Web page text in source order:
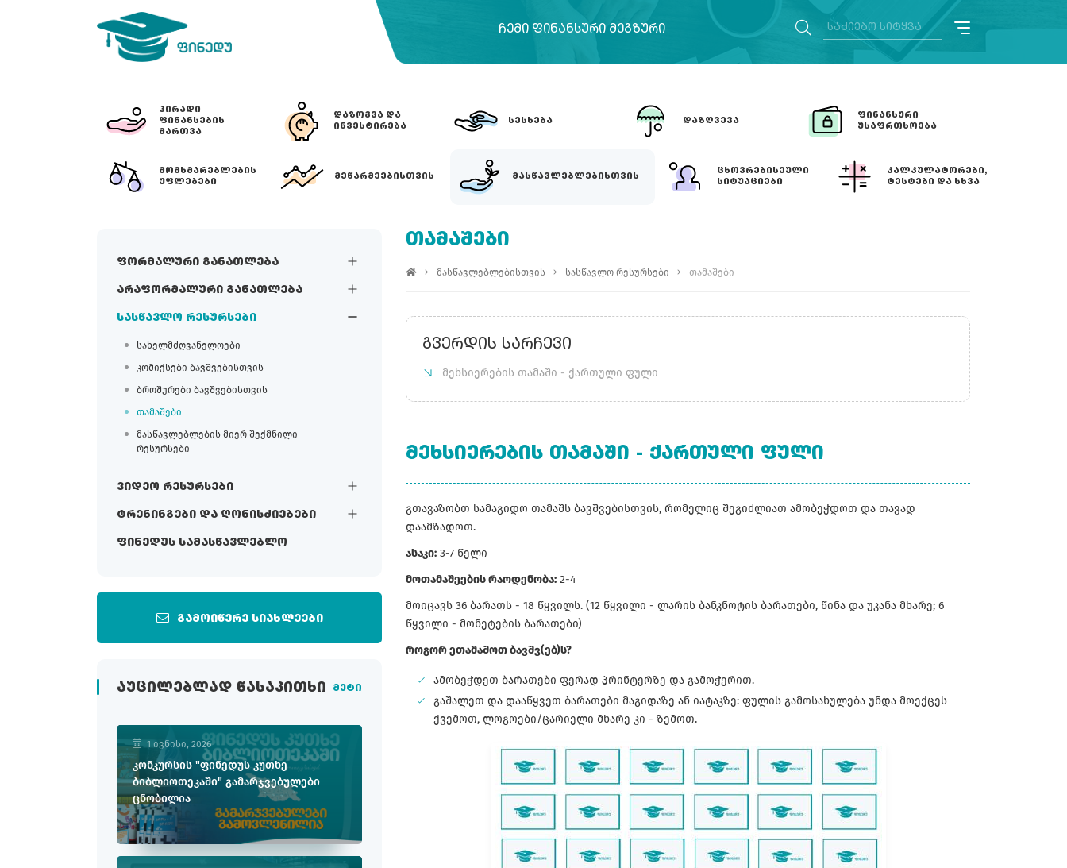
ᲩᲔᲛᲘ ᲤᲘᲜᲐᲜᲡᲣᲠᲘ ᲛᲔᲒᲖᲣᲠᲘ
ᲞᲘᲠᲐᲓᲘ
ᲤᲘᲜᲐᲜᲡᲔᲑᲘᲡ
ᲛᲐᲠᲗᲕᲐ
ᲓᲐᲖᲝᲒᲕᲐ ᲓᲐ
ᲘᲜᲕᲔᲡᲢᲘᲠᲔᲑᲐ
ᲡᲔᲡᲮᲔᲑᲐ ᲓᲐᲖᲦᲕᲔᲕᲐ
ᲤᲘᲜᲐᲜᲡᲣᲠᲘ
ᲣᲡᲐᲤᲠᲗᲮᲝᲔᲑᲐ
ᲛᲝᲛᲮᲛᲐᲠᲔᲑᲚᲔᲑᲘᲡ
ᲣᲤᲚᲔᲑᲔᲑᲘ
ᲛᲔᲬᲐᲠᲛᲔᲔᲑᲘᲡᲗᲕᲘᲡ ᲛᲐᲡᲬᲐᲕᲚᲔᲑᲚᲔᲑᲘᲡᲗᲕᲘᲡ
ᲪᲮᲝᲕᲠᲔᲑᲘᲡᲔᲣᲚᲘ
ᲡᲘᲢᲣᲐᲪᲘᲔᲑᲘ
ᲙᲐᲚᲙᲣᲚᲐᲢᲝᲠᲔᲑᲘ,
ᲢᲔᲡᲢᲔᲑᲘ ᲓᲐ ᲡᲮᲕᲐ
ფორმალური განათლება
არაფორმალური განათლება
სასწავლო რესურსები
სახელმძღვანელოები
კომიქსები ბავშვებისთვის
ბროშურები ბავშვებისთვის
თამაშები
მასწავლებლების მიერ შექმნილი
რესურსები
ვიდეო რესურსები
ტრენინგები და ღონისძიებები
ფინედუს სამასწავლებლო
გამოიწერე სიახლეები
ᲐᲣᲪᲘᲚᲔᲑᲚᲐᲓ ᲬᲐᲡᲐᲙᲘᲗᲮᲘ მეტი
1 ივნისი, 2026
კონკურსის "ფინედუს კუთხე
ბიბლიოთეკაში" გამარჯვებულები
ცნობილია
ᲗᲐᲛᲐᲨᲔᲑᲘ
მასწავლებლებისთვის სასწავლო რესურსები თამაშები
ᲒᲕᲔᲠᲓᲘᲡ ᲡᲐᲠᲩᲔᲕᲘ
მეხსიერების თამაში - ქართული ფული
ᲛᲔᲮᲡᲘᲔᲠᲔᲑᲘᲡ ᲗᲐᲛᲐᲨᲘ - ᲥᲐᲠᲗᲣᲚᲘ ᲤᲣᲚᲘ
გთავაზობთ სამაგიდო თამაშს ბავშვებისთვის, რომელიც შეგიძლიათ ამობეჭდოთ და თავად
დაამზადოთ.
ასაკი: 3-7 წელი
მოთამაშეების რაოდენობა: 2-4
მოიცავს 36 ბარათს - 18 წყვილს. (12 წყვილი - ლარის ბანკნოტის ბარათები, წინა და უკანა მხარე; 6
წყვილი - მონეტების ბარათები)
როგორ ეთამაშოთ ბავშვ(ებ)ს?
ამობეჭდეთ ბარათები ფერად პრინტერზე და გამოჭერით.
გაშალეთ და დააწყვეთ ბარათები მაგიდაზე ან იატაკზე: ფულის გამოსახულება უნდა მოექცეს
ქვემოთ, ლოგოები/ცარიელი მხარე კი - ზემოთ.